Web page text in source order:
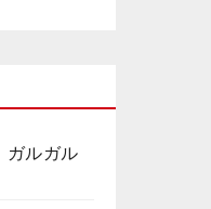
ガルガル